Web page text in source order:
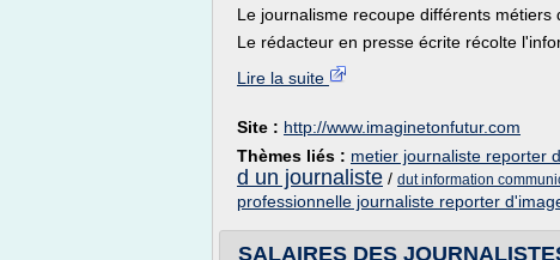
Le journalisme recoupe différents
Le rédacteur en presse écrite récolte
Lire la suite
Site : http://www.imaginetonfutur.com
Thèmes liés : metier journaliste reporter
d un journaliste / dut information
professionnelle journaliste reporter
SALAIRES DES